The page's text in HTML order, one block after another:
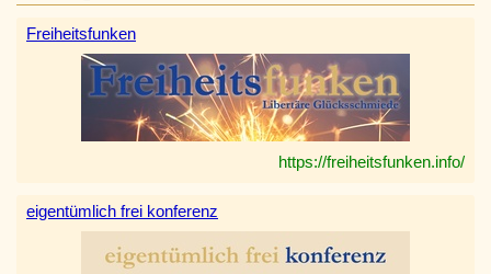
Freiheitsfunken
https://freiheitsfunken.info/
eigentümlich frei konferenz